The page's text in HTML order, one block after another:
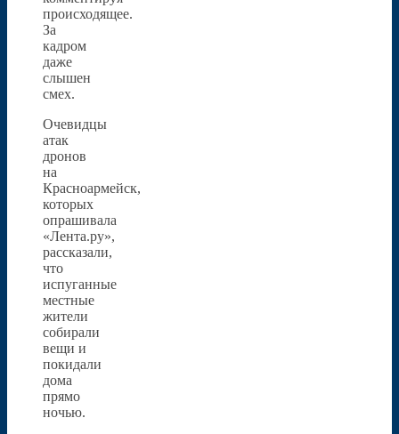
происходящее.
За
кадром
даже
слышен
смех.
Очевидцы
атак
дронов
на
Красноармейск,
которых
опрашивала
«Лента.ру»,
рассказали,
что
испуганные
местные
жители
собирали
вещи и
покидали
дома
прямо
ночью.